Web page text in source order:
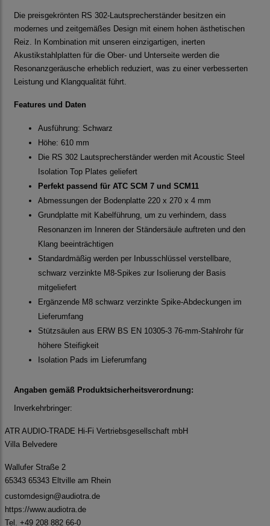
Die preisgekrönten RS 302-Lautsprecherständer besitzen ein
modernes und zeitgemäßes Design mit einem hohen ästhetischen
Reiz. In Kombination mit unseren einzigartigen, inerten
Akustikstahlplatten für die Ober- und Unterseite werden die
Resonanzgeräusche erheblich reduziert, was zu einer verbesserten
Leistung und Klangqualität führt.
Features und Daten
Ausführung: Schwarz
Höhe: 610 mm
Die RS 302 Lautsprecherständer werden mit Acoustic Steel
Isolation Top Plates geliefert
Perfekt passend für ATC SCM 7 und SCM11
Abmessungen der Bodenplatte 220 x 270 x 4 mm
Grundplatte mit Kabelführung, um zu verhindern, dass
Resonanzen im Inneren der Ständersäule auftreten und den
Klang beeinträchtigen
Standardmäßig werden per Inbusschlüssel verstellbare,
schwarz verzinkte M8-Spikes zur Isolierung der Basis
mitgeliefert
Ergänzende M8 schwarz verzinkte Spike-Abdeckungen im
Lieferumfang
Stützsäulen aus ERW BS EN 10305-3 76-mm-Stahlrohr für
höhere Steifigkeit
Isolation Pads im Lieferumfang
Angaben gemäß Produktsicherheitsverordnung:
Inverkehrbringer:
ATR AUDIO-TRADE Hi-Fi Vertriebsgesellschaft mbH
Villa Belvedere
Wallufer Straße 2
65343 65343 Eltville am Rhein
customdesign@audiotra.de
https://www.audiotra.de
Tel. +49 208 882 66-0